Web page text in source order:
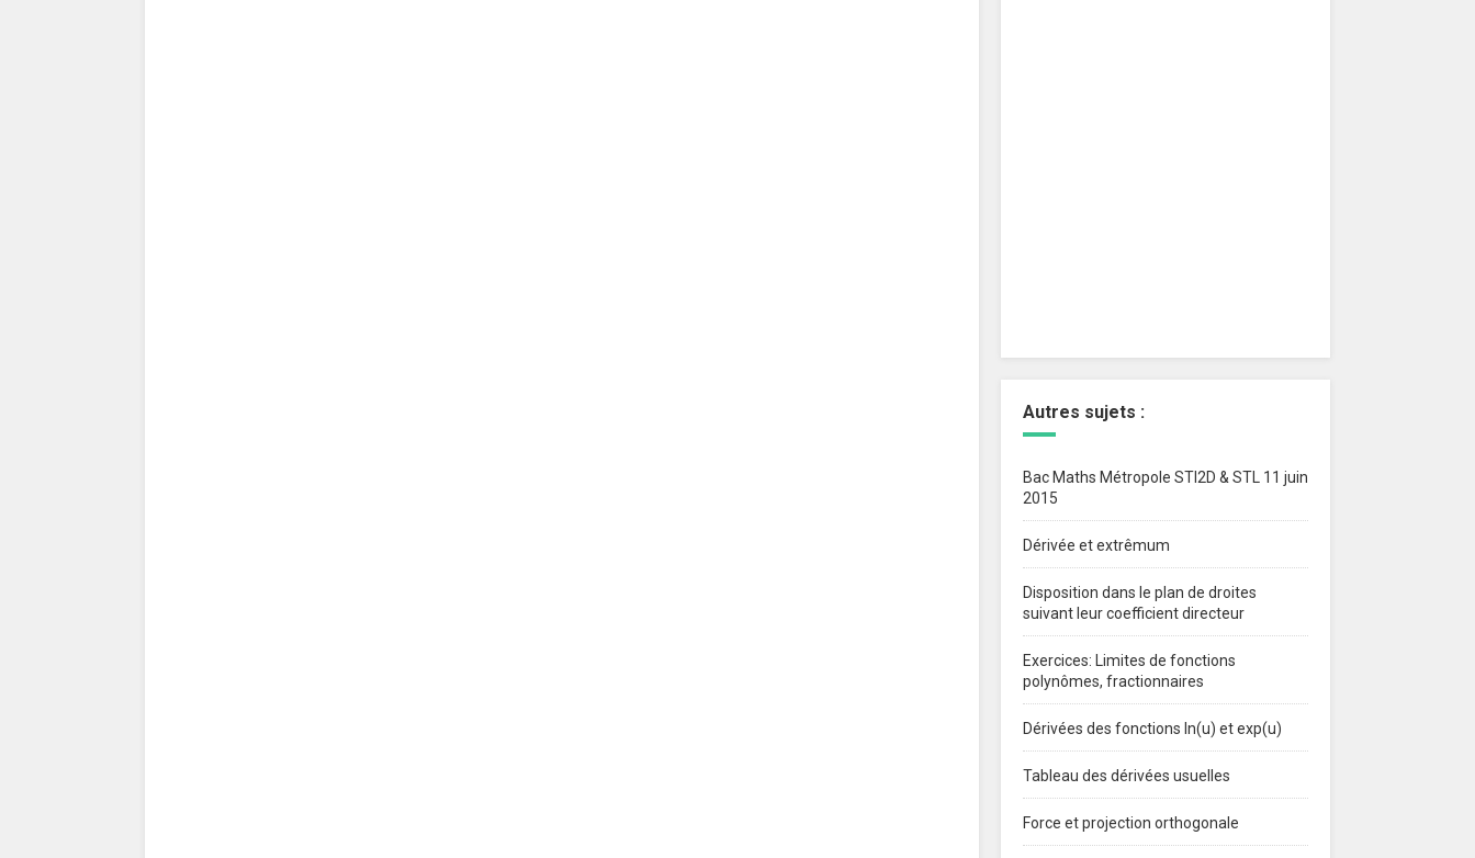
Autres sujets :
Bac Maths Métropole STI2D & STL 11 juin
2015
Dérivée et extrêmum
Disposition dans le plan de droites
suivant leur coefficient directeur
Exercices: Limites de fonctions
polynômes, fractionnaires
Dérivées des fonctions ln(u) et exp(u)
Tableau des dérivées usuelles
Force et projection orthogonale